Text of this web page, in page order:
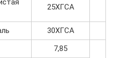
25ХГСА
30ХГСА
7,85